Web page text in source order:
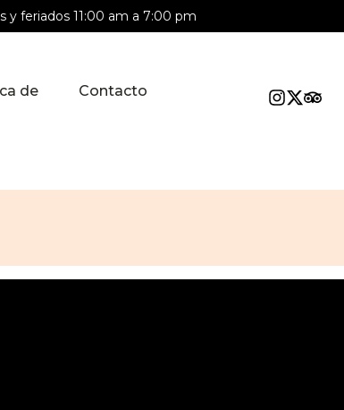
y feriados 11:00 am a 7:00 pm
de Contacto